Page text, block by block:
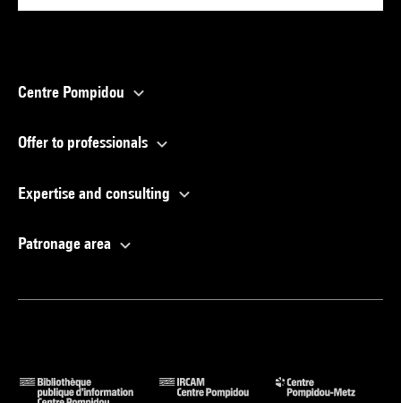
Centre Pompidou
Offer to professionals
Expertise and consulting
Patronage area